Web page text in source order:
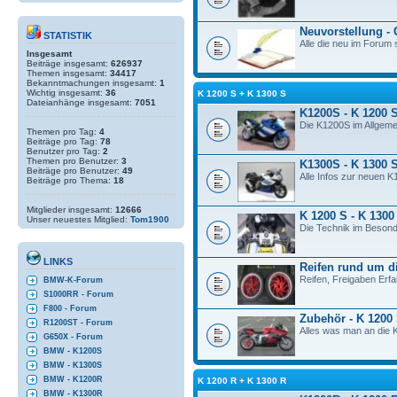
STATISTIK
Insgesamt
Beiträge insgesamt: 626937
Themen insgesamt: 34417
Bekanntmachungen insgesamt: 1
Wichtig insgesamt: 36
Dateianhänge insgesamt: 7051
Themen pro Tag: 4
Beiträge pro Tag: 78
Benutzer pro Tag: 2
Themen pro Benutzer: 3
Beiträge pro Benutzer: 49
Beiträge pro Thema: 18
Mitglieder insgesamt: 12666
Unser neuestes Mitglied: Tom1900
LINKS
BMW-K-Forum
S1000RR - Forum
F800 - Forum
R1200ST - Forum
G650X - Forum
BMW - K1200S
BMW - K1300S
BMW - K1200R
BMW - K1300R
Neuvorstellung -
Alle die neu im Forum
K 1200 S + K 1300 S
K1200S - K 1200
Die K1200S im
K1300S - K 1300
Alle Infos zur neuen
K 1200 S - K
Die Technik im
Reifen rund um
Reifen, Freigaben
Zubehör - K 1200
Alles was man an die
K 1200 R + K 1300 R